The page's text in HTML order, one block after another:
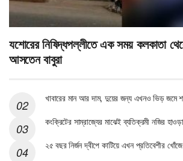
যশোরের নিষিদ্ধপল্লীতে এক সময় কলকাতা
আসতেন বাবুরা
খাবারের মান আর দাম, দুয়ের জন্য এখনও ভিড় জমে
কংক্রিটের সাম্রাজ্যের মাঝেই ব্যতিক্রমী নজির
২৫ বছর নির্জন দ্বীপে কাটিয়ে এখন প্রতিবেশীর